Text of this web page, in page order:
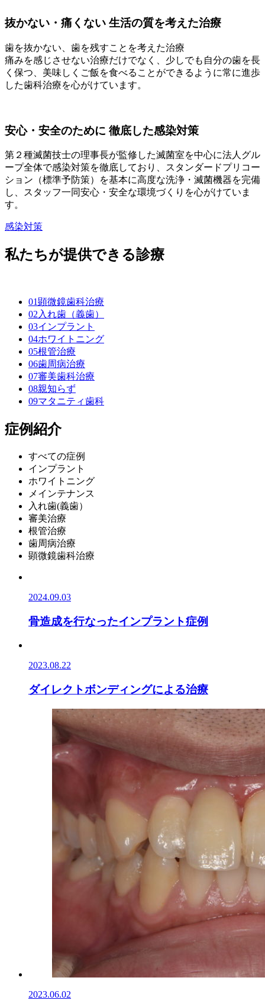
抜かない・痛くない 生活の質を考えた治療
歯を抜かない、歯を残すことを考えた治療
痛みを感じさせない治療だけでなく、少しでも自分の歯を長
く保つ、美味しくご飯を食べることができるように常に進歩
した歯科治療を心がけています。
安心・安全のために 徹底した感染対策
第２種滅菌技士の理事長が監修した滅菌室を中心に法人グル
ープ全体で感染対策を徹底しており、スタンダードプリコー
ション（標準予防策）を基本に高度な洗浄・滅菌機器を完備
し、スタッフ一同安心・安全な環境づくりを心がけていま
す。
感染対策
私たちが提供できる診療
01顕微鏡歯科治療
02 入れ歯（義歯）
03インプラント
04ホワイトニング
05根管治療
06歯周病治療
07審美歯科治療
08親知らず
09マタニティ歯科
症例紹介
すべての症例
インプラント
ホワイトニング
メインテナンス
入れ歯(義歯）
審美治療
根管治療
歯周病治療
顕微鏡歯科治療
2024.09.03
骨造成を行なったインプラント症例
2023.08.22
ダイレクトボンディングによる治療
2023.06.02